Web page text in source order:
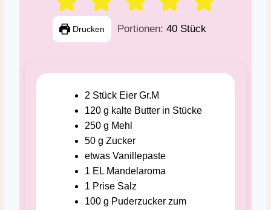
Drucken Portionen: 40 Stück
2 Stück Eier Gr.M
120 g kalte Butter in Stücke
250 g Mehl
50 g Zucker
etwas Vanillepaste
1 EL Mandelaroma
1 Prise Salz
100 g Puderzucker zum